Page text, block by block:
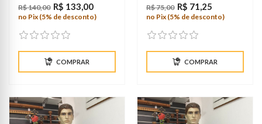
R$ 140,00 R$ 133,00
no Pix (5% de desconto)
COMPRAR
R$ 75,00 R$ 71,25
no Pix (5% de desconto)
COMPRAR